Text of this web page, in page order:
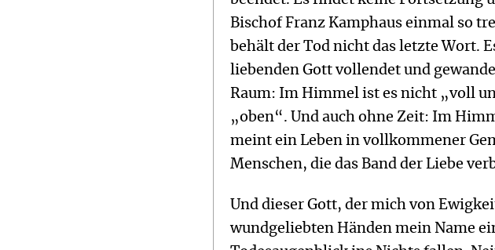
Bischof Franz Kamphaus einmal so
behält der Tod nicht das letzte Wort.
liebenden Gott vollendet und
Raum: Im Himmel ist es nicht „voll
„oben“. Und auch ohne Zeit: Im
meint ein Leben in vollkommener
Menschen, die das Band der Liebe
Und dieser Gott, der mich von
wundgeliebten Händen mein Name